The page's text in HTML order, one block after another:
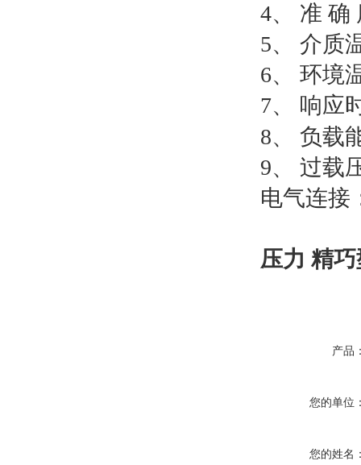
4、 准
5、 介质
6、 环境
7、 响应
8、 负载
9、 过载
电气连接
压力 精
产品
您的单位
您的姓名